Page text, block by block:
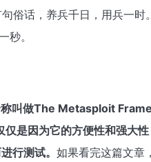
俗话，养兵千日，用兵一
秒。
叫做The Metasploit
是因为它的方便性和强大
行测试。 如果看完这篇文章